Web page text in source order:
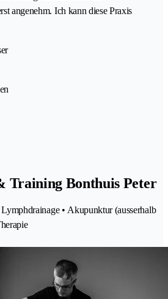
angenehm. Ich kann diese Praxis
Training Bonthuis Peter
Lymphdrainage • Akupunktur (ausserhalb